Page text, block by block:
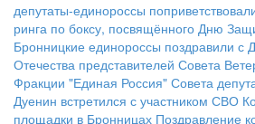
депутаты-единороссы
ринга по боксу, посвящённого Дню
Бронницкие единороссы поздравили с
Отечества представителей Совета
Фракции "Единая Россия" Совета
Дуенин встретился с участником СВО
площадки в Бронницах Поздравление